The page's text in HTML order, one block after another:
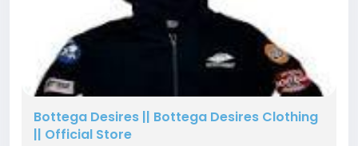
Bottega Desires || Bottega Desires Clothing
|| Official Store